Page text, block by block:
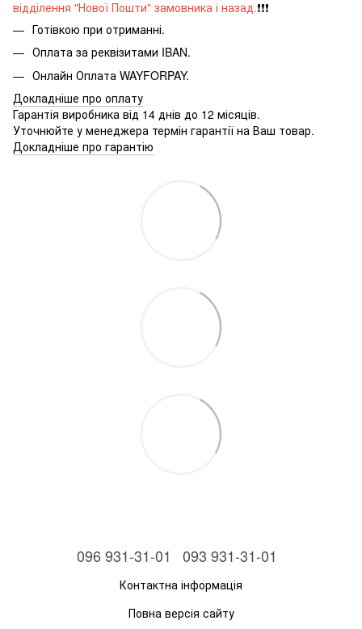
відділення "Нової Пошти" замовника і назад.❗️❗️❗️
Готівкою при отриманні.
Оплата за реквізитами IBAN.
Онлайн Оплата WAYFORPAY.
Докладніше про оплату
Гарантія виробника від 14 днів до 12 місяців.
Уточнюйте у менеджера термін гарантії на Ваш товар.
Докладніше про гарантію
096 931-31-01 093 931-31-01
Контактна інформація
Повна версія сайту